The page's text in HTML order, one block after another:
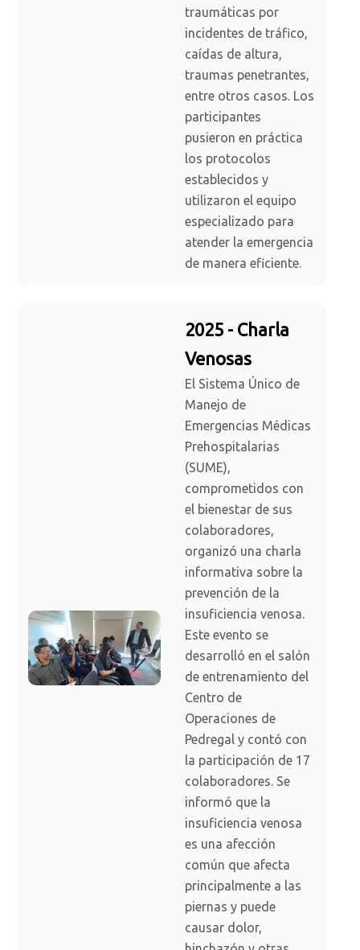
traumáticas por
incidentes de tráfico,
caídas de altura,
traumas penetrantes,
entre otros casos. Los
participantes
pusieron en práctica
los protocolos
establecidos y
utilizaron el equipo
especializado para
atender la emergencia
de manera eficiente.
2025 - Charla
Venosas
El Sistema Único de
Manejo de
Emergencias Médicas
Prehospitalarias
(SUME),
comprometidos con
el bienestar de sus
colaboradores,
organizó una charla
informativa sobre la
prevención de la
insuficiencia venosa.
Este evento se
desarrolló en el salón
de entrenamiento del
Centro de
Operaciones de
Pedregal y contó con
la participación de 17
colaboradores. Se
informó que la
insuficiencia venosa
es una afección
común que afecta
principalmente a las
piernas y puede
causar dolor,